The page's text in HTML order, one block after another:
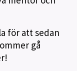
för att sedan
gå